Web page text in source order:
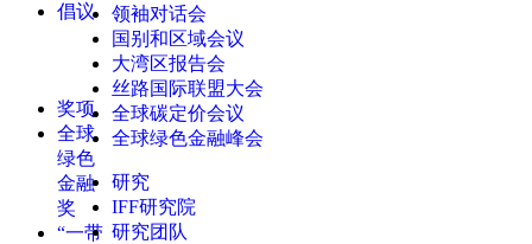
倡议
奖项
全球
绿色
金融
奖
“一带
领袖对话会
国别和区域会议
大湾区报告会
丝路国际联盟大会
全球碳定价会议
全球绿色金融峰会
研究
IFF研究院
研究团队